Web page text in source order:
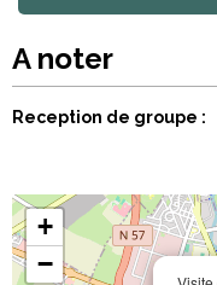
A noter
Reception de groupe :
+
−